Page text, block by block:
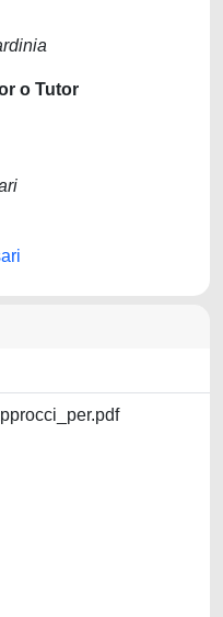
o Tutor